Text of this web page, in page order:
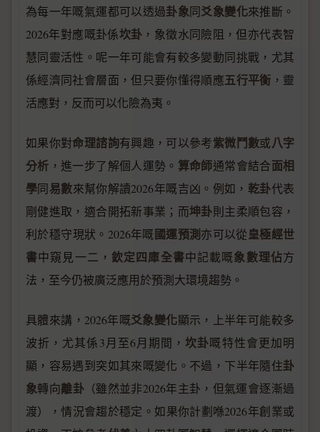
為每一年嘅氣運都可以透過卦象同爻象變化來推斷。
2026年對應嘅卦係坎卦 ，象徵水同險阻，但亦代表智
慧同靈活性。呢一年可能會有較多變動同挑戰，尤其
係經濟同社會層面，但只要你懂得順應五行平衡 ，靈
活應對，反而可以化險為夷。
如果你對命理諮詢有興趣，可以參考紫微鬥數或八字
分析 ，進一步了解個人運勢。 算命師通常會結合面相
學同易數來幫你解讀2026年嘅吉凶。例如， 乾卦代表
剛健進取，適合開拓新事業；而坤卦則主柔順包容，
利於穩守現狀。2026年嘅國運預測亦可以從皇極經世
書中窺見一二， 欽定四庫全書中記載嘅象數理佔方
法，至今仍被廣泛應用於預測大環境趨勢。
具體來講，2026年嘅爻象變化顯示，上半年可能較多
波折，尤其係3月至6月期間，坎卦嘅特性會更加明
顯，容易遇到突如其來嘅變化。不過，下半年隨住卦
象轉向離卦（雖然並非2026年主卦，但氣運會逐漸過
渡），情況會趨於穩定。如果你計劃喺2026年創業或